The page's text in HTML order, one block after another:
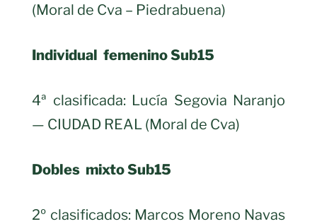
(Moral de Cva – Piedrabuena)
Individual femenino Sub15
4ª clasificada: Lucía Segovia Naranjo
— CIUDAD REAL (Moral de Cva)
Dobles mixto Sub15
2º clasificados: Marcos Moreno Navas